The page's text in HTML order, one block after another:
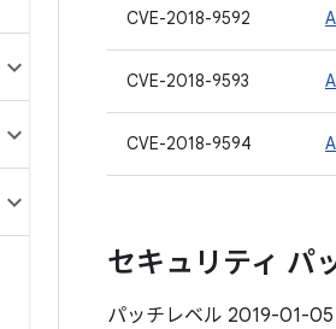
CVE-2018-9592
CVE-2018-9593
CVE-2018-9594
セキュリティ パ
パッチレベル 2019-01-